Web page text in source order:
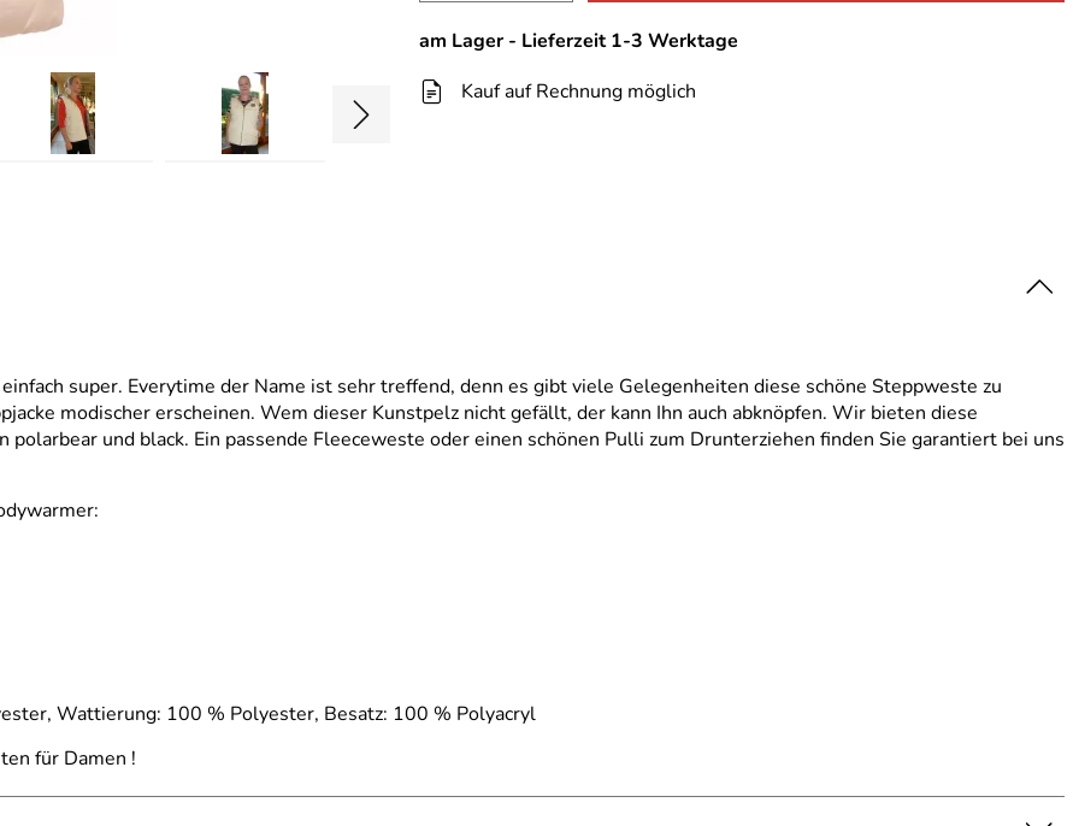
am Lager - Lieferzeit 1-3 Werktage
Kauf auf Rechnung möglich
super. Everytime der Name ist sehr treffend, denn es gibt viele Gelegenheiten diese schöne Steppweste zu
modischer erscheinen. Wem dieser Kunstpelz nicht gefällt, der kann Ihn auch abknöpfen. Wir bieten diese
und black. Ein passende Fleeceweste oder einen schönen Pulli zum Drunterziehen finden Sie garantiert bei uns
Wattierung: 100 % Polyester, Besatz: 100 % Polyacryl
für Damen !